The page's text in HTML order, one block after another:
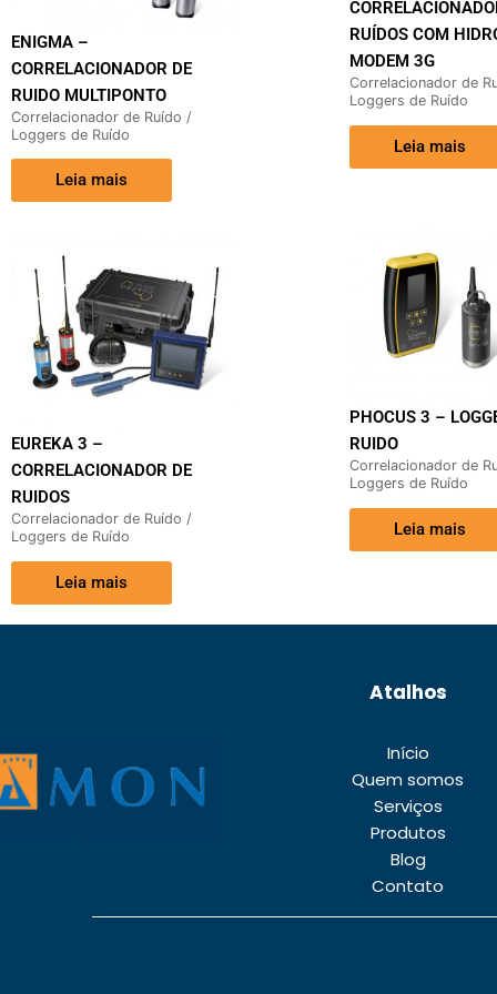
ENIGMA –
CORRELACIONADOR DE
RUIDO MULTIPONTO
Correlacionador de Ruído /
Loggers de Ruído
Leia mais
RUÍDOS COM
MODEM 3G
Correlacionador de
Loggers de Ruído
Leia mais
EUREKA 3 –
CORRELACIONADOR DE
RUIDOS
Correlacionador de Ruído /
Loggers de Ruído
Leia mais
PHOCUS 3 –
RUIDO
Correlacionador de
Loggers de Ruído
Leia mais
Atalhos
Início
Quem somos
Serviços
Produtos
Blog
Contato